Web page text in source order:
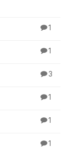
1
1
3
1
1
1